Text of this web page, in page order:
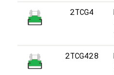
2TCG4
2TCG428